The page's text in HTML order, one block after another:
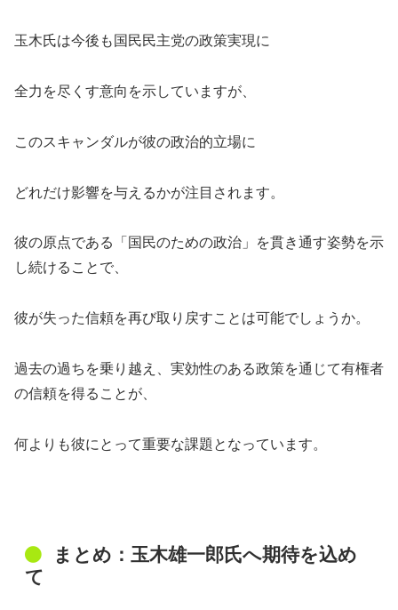
玉木氏は今後も国民民主党の政策実現に
全力を尽くす意向を示していますが、
このスキャンダルが彼の政治的立場に
どれだけ影響を与えるかが注目されます。
彼の原点である「国民のための政治」を貫き通す姿勢を示
し続けることで、
彼が失った信頼を再び取り戻すことは可能でしょうか。
過去の過ちを乗り越え、実効性のある政策を通じて有権者
の信頼を得ることが、
何よりも彼にとって重要な課題となっています。
まとめ：玉木雄一郎氏へ期待を込め
て